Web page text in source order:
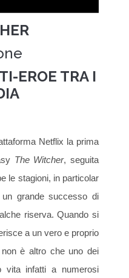
EROE TRA I
Netflix la prima
The Witcher, seguita
le stagioni, in particolar
grande successo di
riserva. Quando si
a un vero e proprio
è altro che uno dei
vita infatti a numerosi